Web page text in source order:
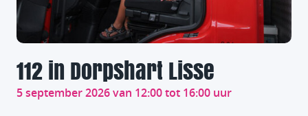
112 in Dorpshart Lisse
5 september 2026 van 12:00 tot 16:00 uur